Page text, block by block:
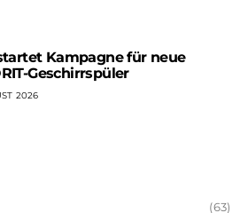
Kampagne für neue
Geschirrspüler
2026
(63)